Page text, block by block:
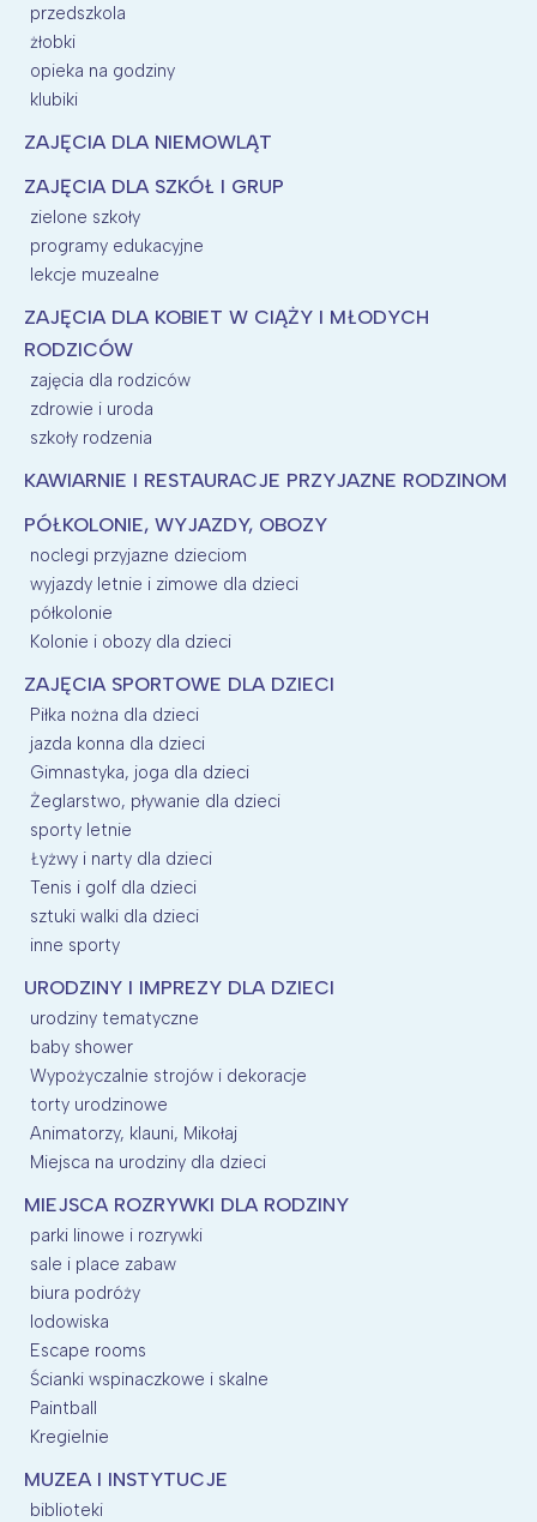
przedszkola
żłobki
opieka na godziny
klubiki
ZAJĘCIA DLA NIEMOWLĄT
ZAJĘCIA DLA SZKÓŁ I GRUP
zielone szkoły
programy edukacyjne
lekcje muzealne
ZAJĘCIA DLA KOBIET W CIĄŻY I MŁODYCH
RODZICÓW
zajęcia dla rodziców
zdrowie i uroda
szkoły rodzenia
KAWIARNIE I RESTAURACJE PRZYJAZNE RODZINOM
PÓŁKOLONIE, WYJAZDY, OBOZY
noclegi przyjazne dzieciom
wyjazdy letnie i zimowe dla dzieci
półkolonie
Kolonie i obozy dla dzieci
ZAJĘCIA SPORTOWE DLA DZIECI
Piłka nożna dla dzieci
jazda konna dla dzieci
Gimnastyka, joga dla dzieci
Żeglarstwo, pływanie dla dzieci
sporty letnie
Łyżwy i narty dla dzieci
Tenis i golf dla dzieci
sztuki walki dla dzieci
inne sporty
URODZINY I IMPREZY DLA DZIECI
urodziny tematyczne
baby shower
Wypożyczalnie strojów i dekoracje
torty urodzinowe
Animatorzy, klauni, Mikołaj
Miejsca na urodziny dla dzieci
MIEJSCA ROZRYWKI DLA RODZINY
parki linowe i rozrywki
sale i place zabaw
biura podróży
lodowiska
Escape rooms
Ścianki wspinaczkowe i skalne
Paintball
Kregielnie
MUZEA I INSTYTUCJE
biblioteki